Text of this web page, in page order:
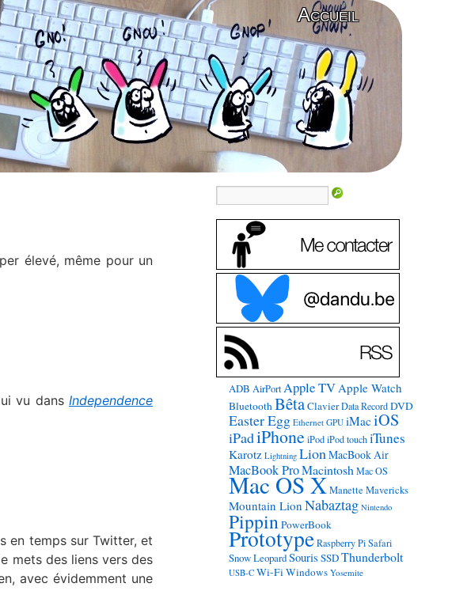
Accueil
élevé, même pour un
vu dansIndependence
en temps sur Twitter, et
mets des liens vers des
avec évidemment une
ADB AirPort Apple TVApple Watch
BluetoothBêtaClavier Data Record DVD
Easter Egg Ethernet GPU iMaciOS
iPadiPhone iPod iPod touch iTunes
Karotz Lightning LionMacBook Air
MacBook ProMacintosh Mac OS
Mac OS X Manette Mavericks
Mountain Lion Nabaztag Nintendo
PippinPowerBook
Prototype Raspberry Pi Safari
Snow LeopardSouris SSDThunderbolt
USB-C Wi-FiWindows Yosemite